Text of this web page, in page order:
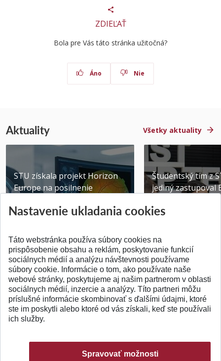
ZDIEĽAŤ
Bola pre Vás táto stránka užitočná?
Áno Nie
Aktuality Všetky aktuality
STU získala projekt Horizon
Europe na posilnenie
Publikované 31.07.2026
Študentský tím z
jediný zastupoval
Publikované
SPÄŤ NA VRCH
Nastavenie ukladania cookies
Táto webstránka používa súbory cookies na
prispôsobenie obsahu a reklám, poskytovanie funkcií
sociálnych médií a analýzu návštevnosti používame
súbory cookie. Informácie o tom, ako používate naše
webové stránky, poskytujeme aj našim partnerom v oblasti
sociálnych médií, inzercie a analýzy. Títo partneri môžu
príslušné informácie skombinovať s ďalšími údajmi, ktoré
ste im poskytli alebo ktoré od vás získali, keď ste používali
ich služby.
Spravovať možnosti